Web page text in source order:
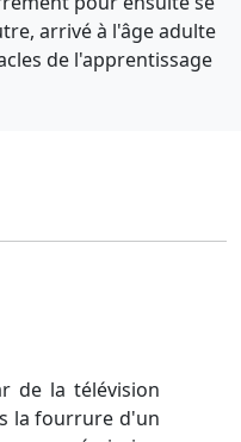
arrivé à l'âge adulte
de l'apprentissage
de la télévision
la fourrure d'un